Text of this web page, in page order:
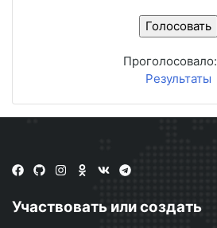
Проголосовало:
Результаты
Участвовать или создать